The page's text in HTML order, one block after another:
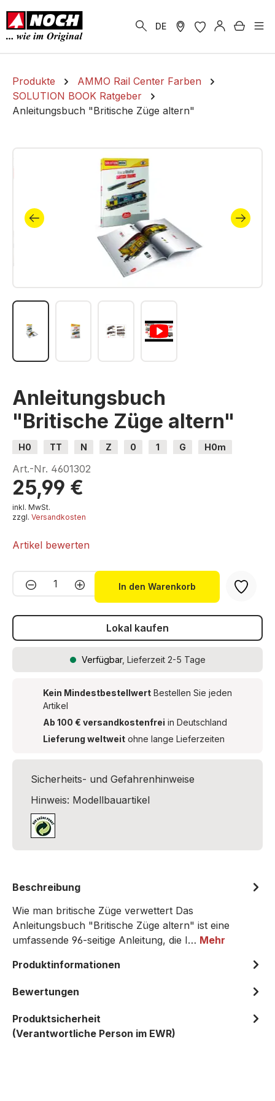
springen
DE
Produkte
AMMO Rail Center Farben
SOLUTION BOOK Ratgeber
Anleitungsbuch "Britische Züge altern"
Bildergalerie überspringen
Anleitungsbuch
"Britische Züge altern"
H0 TT N Z 0 1 G
H0m
H0e
Art.-Nr. 4601302
25,99 €
inkl. MwSt.
zzgl. Versandkosten
Artikel bewerten
Produkt Anzahl: Gib den
In den Warenkorb
Lokal kaufen
Verfügbar, Lieferzeit 2-5 Tage
Kein Mindestbestellwert Bestellen Sie jeden
Artikel
Ab 100 € versandkostenfrei in Deutschland
Lieferung weltweit ohne lange Lieferzeiten
Sicherheits- und Gefahrenhinweise
Hinweis: Modellbauartikel
Beschreibung
Wie man britische Züge verwettert Das
Anleitungsbuch "Britische Züge altern" ist eine
umfassende 96-seitige Anleitung, die I… Mehr
Produktinformationen
Bewertungen
Produktsicherheit
(Verantwortliche Person im EWR)